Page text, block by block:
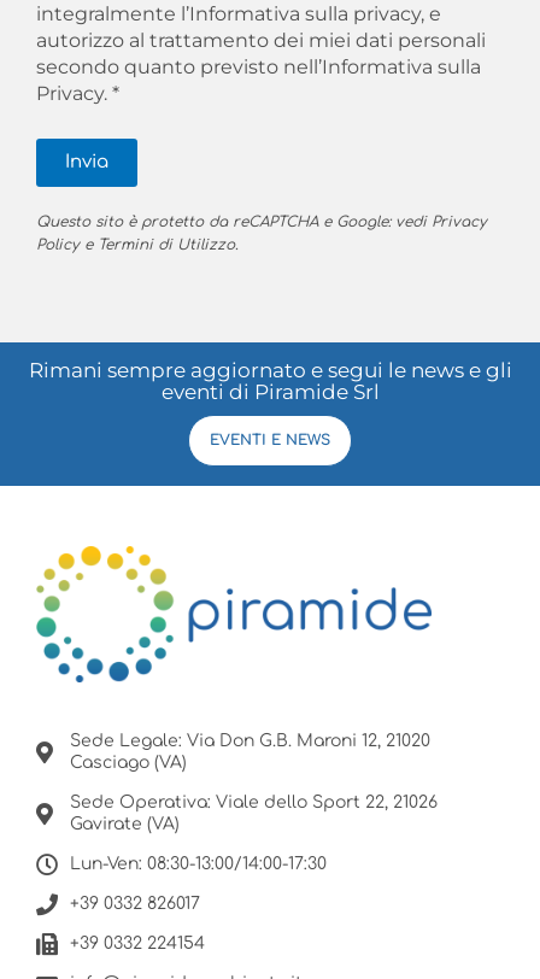
integralmente l’Informativa sulla privacy, e
autorizzo al trattamento dei miei dati personali
secondo quanto previsto nell’Informativa sulla
Privacy. *
Invia
Questo sito è protetto da reCAPTCHA e Google: vedi Privacy
Policye Termini di Utilizzo.
Rimani sempre aggiornato e segui le news e gli
eventi di Piramide Srl
EVENTI E NEWS
Sede Legale: Via Don G.B. Maroni 12, 21020
Casciago (VA)
Sede Operativa: Viale dello Sport 22, 21026
Gavirate (VA)
Lun-Ven: 08:30-13:00/14:00-17:30
+39 0332 826017
+39 0332 224154